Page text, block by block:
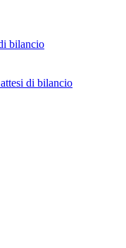
bilancio
di bilancio